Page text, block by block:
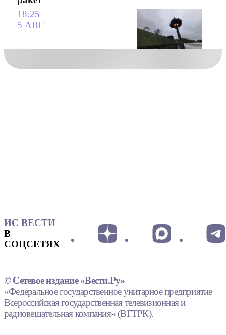
18:25
5 АВГ
ИС ВЕСТИ
В
СОЦСЕТЯХ
© Сетевое издание «Вести.Ру»
«Федеральное государственное унитарное предприятие
Всероссийская государственная телевизионная и
радиовещательная компания» (ВГТРК).